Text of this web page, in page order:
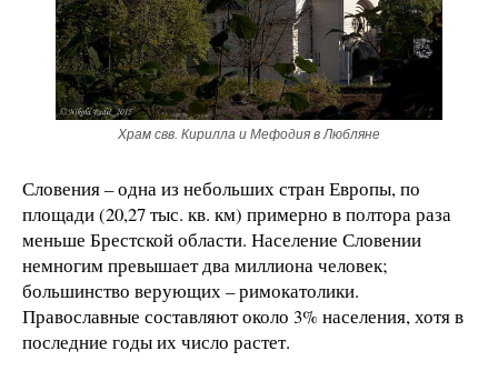
Храм свв. Кирилла и Мефодия в Любляне
Словения – одна из небольших стран Европы, по
площади (20,27 тыс. кв. км) примерно в полтора раза
меньше Брестской области. Население Словении
немногим превышает два миллиона человек;
большинство верующих – римокатолики.
Православные составляют около 3% населения, хотя в
последние годы их число растет.